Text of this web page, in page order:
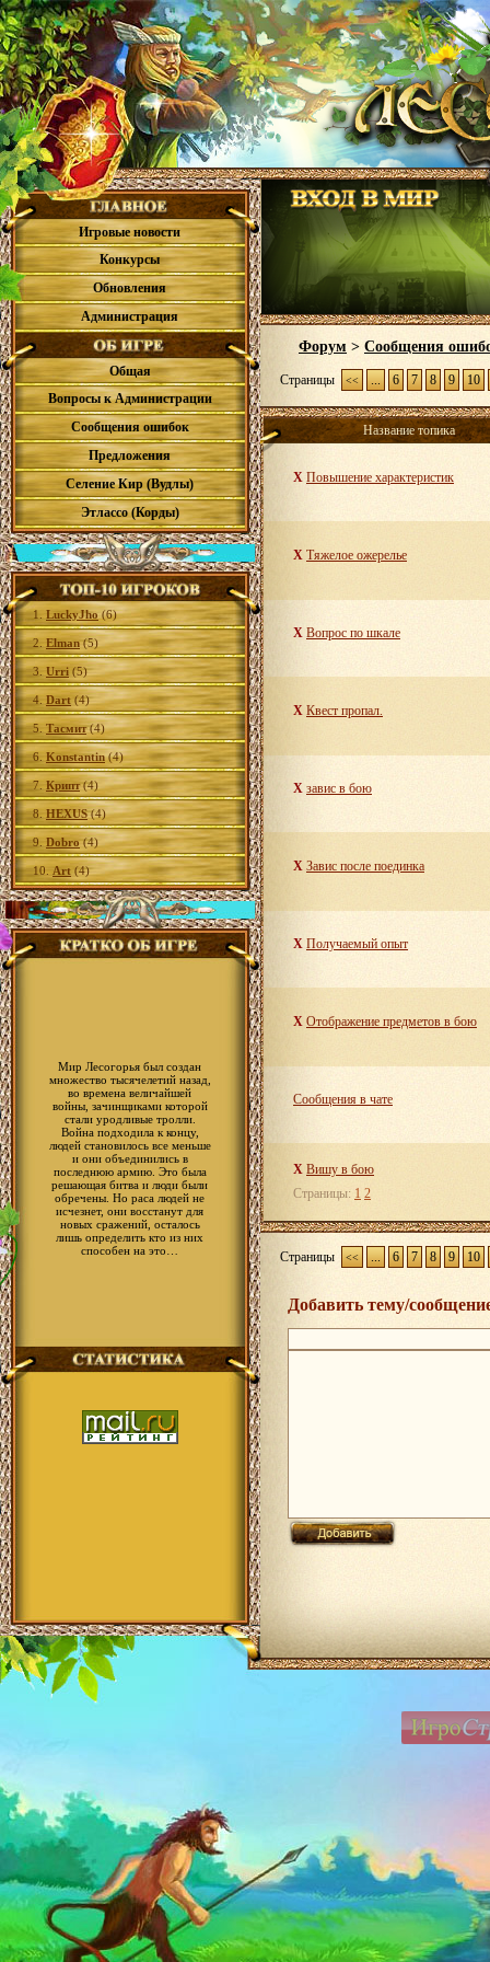
Игровые новости
Конкурсы
Обновления
Администрация
Общая
Вопросы к Администрации
Сообщения ошибок
Предложения
Селение Кир (Вудлы)
Этлассо (Корды)
1. LuckyJho (6)
2. Elman(5)
3. Urri (5)
4. Dart (4)
5. Тасмит(4)
6. Konstantin(4)
7. Крипт(4)
8. HEXUS(4)
9. Dobro(4)
10. Art (4)
Мир Лесогорья был создан
множество тысячелетий назад,
во времена величайшей
войны, зачинщиками которой
стали уродливые тролли.
Война подходила к концу,
людей становилось все меньше
и они объединились в
последнюю армию. Это была
решающая битва и люди были
обречены. Но раса людей не
исчезнет, они восстанут для
новых сражений, осталось
лишь определить кто из них
способен на это…
Форум > Сообщения
Страницы << ... 6 7 8 9 10
Название топика
X Повышение характеристик
X Тяжелое ожерелье
X Вопрос по шкале
X Квест пропал.
X завис в бою
X Завис после поединка
X Получаемый опыт
X Отображение предметов в бою
Сообщения в чате
X Вишу в бою
Страницы: 1 2
Страницы << ... 6 7 8 9 10
Добавить тему/